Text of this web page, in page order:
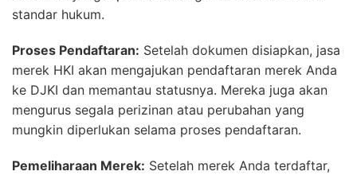
standar hukum.
Proses Pendaftaran: Setelah dokumen disiapkan, jasa
merek HKI akan mengajukan pendaftaran merek Anda
ke DJKI dan memantau statusnya. Mereka juga akan
mengurus segala perizinan atau perubahan yang
mungkin diperlukan selama proses pendaftaran.
Pemeliharaan Merek: Setelah merek Anda terdaftar,